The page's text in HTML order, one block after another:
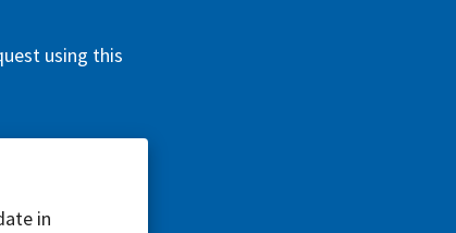
using this
in